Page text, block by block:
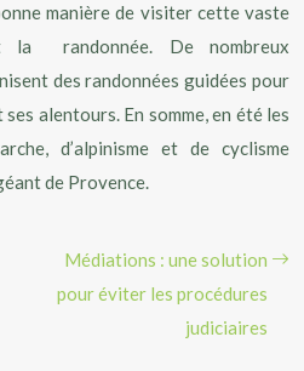
manière de visiter cette vaste
la randonnée. De nombreux
des randonnées guidées pour
alentours. En somme, en été les
d’alpinisme et de cyclisme
de Provence.
Médiations : une solution
pour éviter les procédures
judiciaires